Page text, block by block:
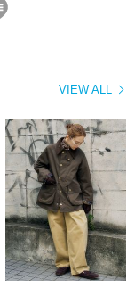
VIEW ALL